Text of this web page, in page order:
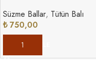
Süzme Ballar, Tütün Balı
₺750,00
SEPETE EKLE